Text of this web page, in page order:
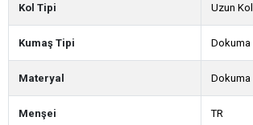
Kol Tipi Uzun Kol
Kumaş Tipi Dokuma
Materyal Dokuma
Menşei TR